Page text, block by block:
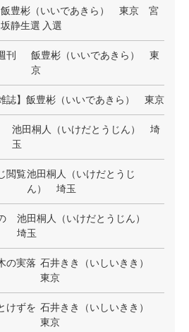
飯豊彬（いいであきら） 東京 宮
坂静生選 入選
刊
飯豊彬（いいであきら） 東
京
誌】 飯豊彬（いいであきら） 東京
池田桐人（いけだとうじん） 埼
玉
閲覧池田桐人（いけだとうじ
ん） 埼玉
池田桐人（いけだとうじん）
埼玉
の実落 石井きき（いしいきき）
東京
けずを 石井きき（いしいきき）
東京